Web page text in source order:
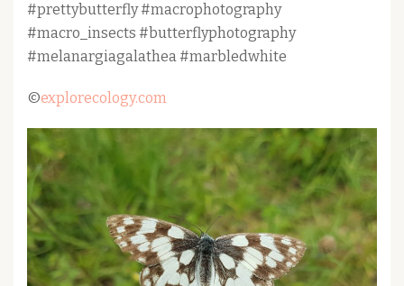
#prettybutterfly #macrophotography
#macro_insects #butterflyphotography
#melanargiagalathea #marbledwhite
©explorecology.com